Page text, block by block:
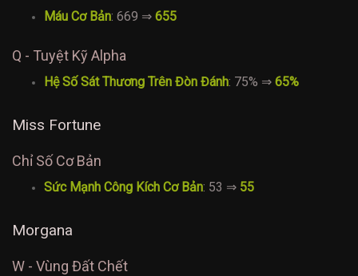
Máu Cơ Bản: 669 ⇒ 655
Q - Tuyệt Kỹ Alpha
Hệ Số Sát Thương Trên Đòn Đánh: 75% ⇒ 65%
Miss Fortune
Chỉ Số Cơ Bản
Sức Mạnh Công Kích Cơ Bản: 53 ⇒ 55
Morgana
W - Vùng Đất Chết